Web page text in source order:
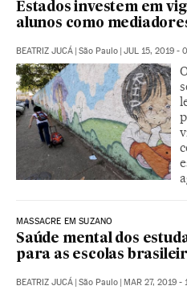
Estados investem em
alunos como
BEATRIZ JUCÁ São Paulo JUL 15, 2019 -
MASSACRE EM SUZANO
Saúde mental dos
para as escolas
BEATRIZ JUCÁ São Paulo MAR 27, 2019 -